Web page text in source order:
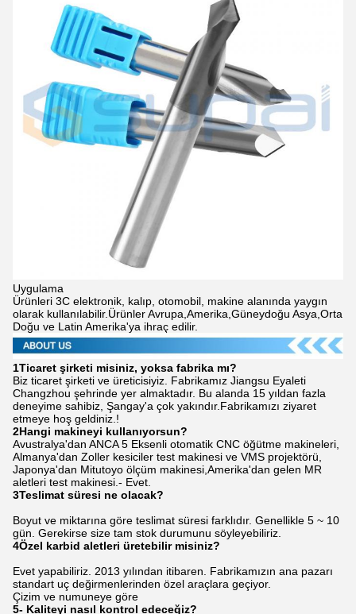
Uygulama
Ürünleri 3C elektronik, kalıp, otomobil, makine alanında yaygın
olarak kullanılabilir.Ürünler Avrupa,Amerika,Güneydoğu Asya,Orta
Doğu ve Latin Amerika'ya ihraç edilir.
1Ticaret şirketi misiniz, yoksa fabrika mı?
Biz ticaret şirketi ve üreticisiyiz. Fabrikamız Jiangsu Eyaleti
Changzhou şehrinde yer almaktadır. Bu alanda 15 yıldan fazla
deneyime sahibiz, Şangay'a çok yakındır.Fabrikamızı ziyaret
etmeye hoş geldiniz.!
2Hangi makineyi kullanıyorsun?
Avustralya'dan ANCA 5 Eksenli otomatik CNC öğütme makineleri,
Almanya'dan Zoller kesiciler test makinesi ve VMS projektörü,
Japonya'dan Mitutoyo ölçüm makinesi,Amerika'dan gelen MR
aletleri test makinesi.- Evet.
3Teslimat süresi ne olacak?
Boyut ve miktarına göre teslimat süresi farklıdır. Genellikle 5 ~ 10
gün. Gerekirse size tam stok durumunu söyleyebiliriz.
4Özel karbid aletleri üretebilir misiniz?
Evet yapabiliriz. 2013 yılından itibaren. Fabrikamızın ana pazarı
standart uç değirmenlerinden özel araçlara geçiyor.
Çizim ve numuneye göre
5- Kaliteyi nasıl kontrol edeceğiz?